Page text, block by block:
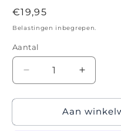
Normale
prijs
€19,95
Belastingen inbegrepen.
Aantal
Aantal
verlagen
voor
Magneetbroche
-
Aantal
verhogen
voor
-
Aan